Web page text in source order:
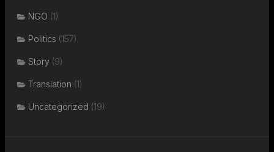
NGO (1)
Politics (157)
Story (9)
Translation (1)
Uncategorized (19)